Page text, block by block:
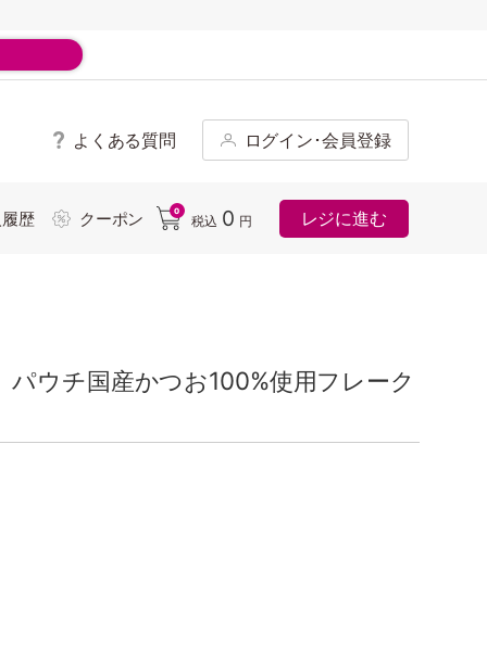
よくある質問 ログイン･会員登録
歴 クーポン 0
税込 0 円 レジに進む
ウチ国産かつお100%使用フレーク